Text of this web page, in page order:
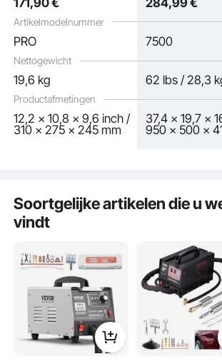
Artikelmodelnummer
Nettogewicht
Productafmetingen
repareren van deuken
in auto's en
vrachtwagens
PRO 7500
19,6 kg 62 lbs / 28,3
12,2 x 10,8 x 9,6 inch /
310 x 275 x 245 mm
37,4 x 19,7 x
950 x 500 x
Soortgelijke artikelen die u
vindt